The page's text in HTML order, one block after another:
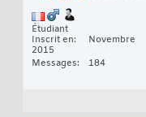
Étudiant
Inscrit en
Novembre
2015
Messages
184